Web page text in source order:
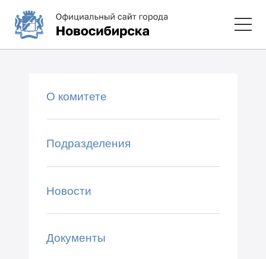
О комитете
Подразделения
Новости
Документы